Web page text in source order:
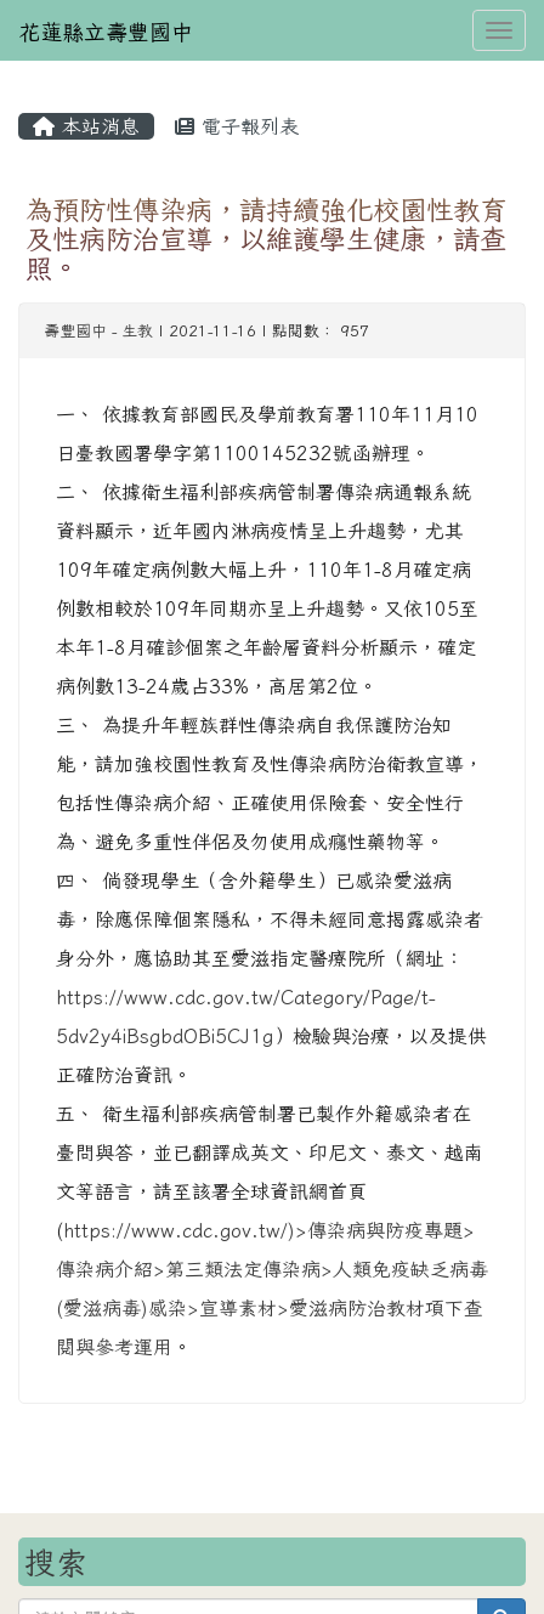
花蓮縣立壽豐國中
本站消息 電子報列表
為預防性傳染病，請持續強化校園性教育
及性病防治宣導，以維護學生健康，請查
照。
壽豐國中 - 生教 | 2021-11-16 | 點閱數： 957
一、 依據教育部國民及學前教育署110年11月10
日臺教國署學字第1100145232號函辦理。
二、 依據衛生福利部疾病管制署傳染病通報系統
資料顯示，近年國內淋病疫情呈上升趨勢，尤其
109年確定病例數大幅上升，110年1-8月確定病
例數相較於109年同期亦呈上升趨勢。又依105至
本年1-8月確診個案之年齡層資料分析顯示，確定
病例數13-24歲占33%，高居第2位。
三、 為提升年輕族群性傳染病自我保護防治知
能，請加強校園性教育及性傳染病防治衛教宣導，
包括性傳染病介紹、正確使用保險套、安全性行
為、避免多重性伴侶及勿使用成癮性藥物等。
四、 倘發現學生（含外籍學生）已感染愛滋病
毒，除應保障個案隱私，不得未經同意揭露感染者
身分外，應協助其至愛滋指定醫療院所（網址：
https://www.cdc.gov.tw/Category/Page/t-
5dv2y4iBsgbdOBi5CJ1g ）檢驗與治療，以及提供
正確防治資訊。
五、 衛生福利部疾病管制署已製作外籍感染者在
臺問與答，並已翻譯成英文、印尼文、泰文、越南
文等語言，請至該署全球資訊網首頁
(https://www.cdc.gov.tw/)>傳染病與防疫專題>
傳染病介紹>第三類法定傳染病>人類免疫缺乏病毒
(愛滋病毒)感染>宣導素材>愛滋病防治教材項下查
閱與參考運用
。
搜索